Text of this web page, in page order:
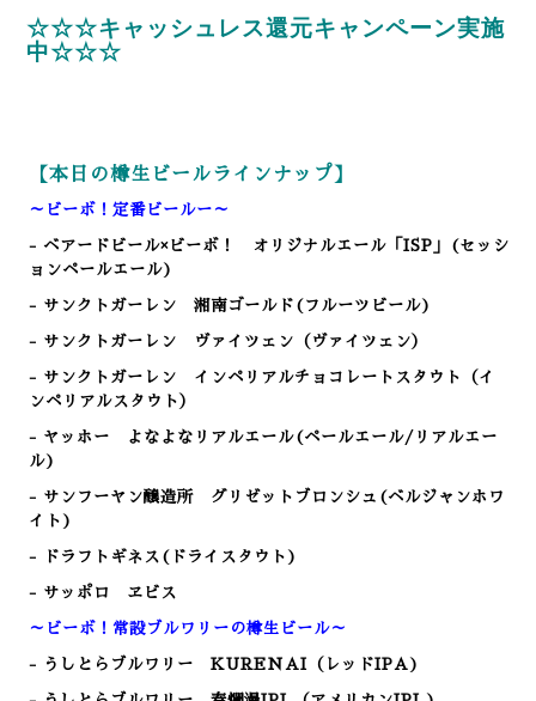
☆☆☆キャッシュレス還元キャンペーン実施
中☆☆☆
【本日の樽生ビールラインナップ】
～ビーボ！定番ビールー～
- ベアードビール×ビーボ！ オリジナルエール「ISP」(セッシ
ョンペールエール)
- サンクトガーレン 湘南ゴールド(フルーツビール)
- サンクトガーレン ヴァイツェン（ヴァイツェン）
- サンクトガーレン インペリアルチョコレートスタウト（イ
ンペリアルスタウト）
- ヤッホー よなよなリアルエール(ペールエール/リアルエー
ル)
- サンフーヤン醸造所 グリゼットブロンシュ(ベルジャンホワ
イト)
- ドラフトギネス(ドライスタウト)
- サッポロ ヱビス
～ビーボ！常設ブルワリーの樽生ビール～
- うしとらブルワリー KURENAI（レッドIPA)